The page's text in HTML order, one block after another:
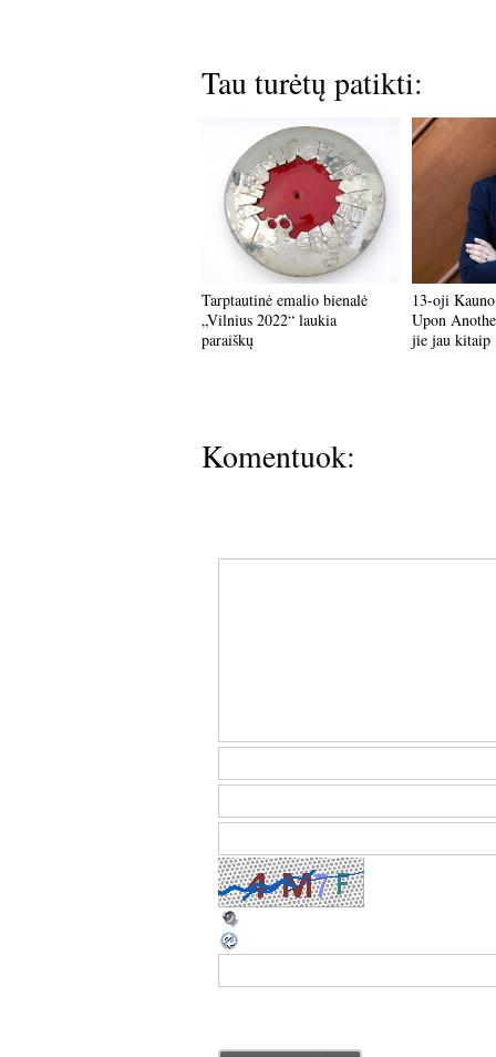
Tau turėtų patikti:
Tarptautinė emalio bienalė
„Vilnius 2022“ laukia
paraiškų
13-oji
Upon
jie jau kitaip
Komentuok: